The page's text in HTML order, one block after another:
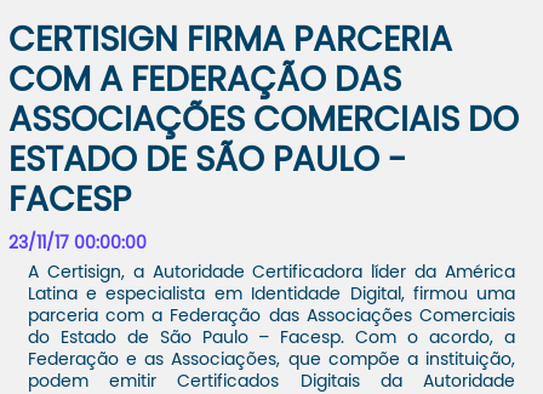
CERTISIGN FIRMA PARCERIA
COM A FEDERAÇÃO DAS
ASSOCIAÇÕES COMERCIAIS DO
ESTADO DE SÃO PAULO -
FACESP
23/11/17 00:00:00
A Certisign, a Autoridade Certificadora líder da América
Latina e especialista em Identidade Digital, firmou uma
parceria com a Federação das Associações Comerciais
do Estado de São Paulo – Facesp. Com o acordo, a
Federação e as Associações, que compõe a instituição,
podem emitir Certificados Digitais da Autoridade